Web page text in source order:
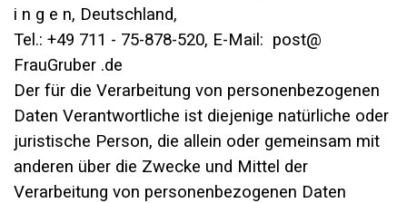
i n g e n, Deutschland,
Tel.: +49 711 - 75-878-520, E-Mail: post@
FrauGruber .de
Der für die Verarbeitung von personenbezogenen
Daten Verantwortliche ist diejenige natürliche oder
juristische Person, die allein oder gemeinsam mit
anderen über die Zwecke und Mittel der
Verarbeitung von personenbezogenen Daten